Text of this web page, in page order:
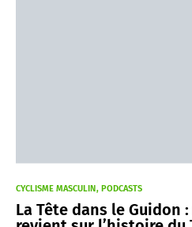
CYCLISME MASCULIN PODCASTS
La Tête dans le Guidon